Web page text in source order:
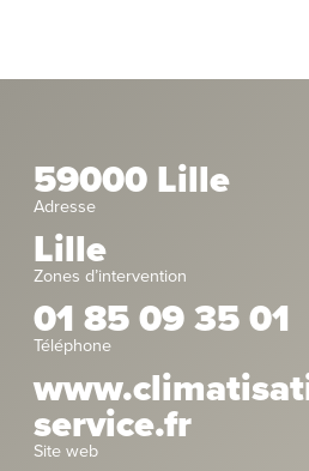
59000 Lille
Adresse
Lille
Zones d’intervention
01 85 09 35 01
Téléphone
service.fr
Site web